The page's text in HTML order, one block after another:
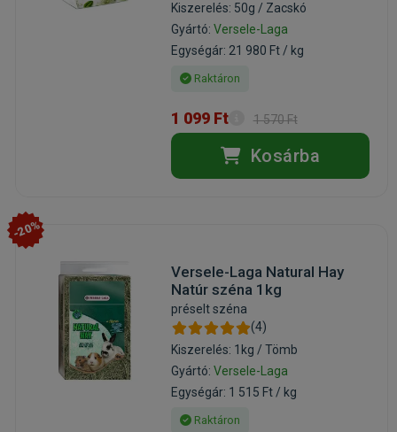
Kiszerelés: 50g / Zacskó
Gyártó: Versele-Laga
Egységár: 21 980 Ft / kg
Raktáron
1 099 Ft 1 570 Ft
Kosárba
-20%
Versele-Laga Natural Hay
Natúr széna 1kg
préselt széna
(4)
Kiszerelés: 1kg / Tömb
Gyártó: Versele-Laga
Egységár: 1 515 Ft / kg
Raktáron